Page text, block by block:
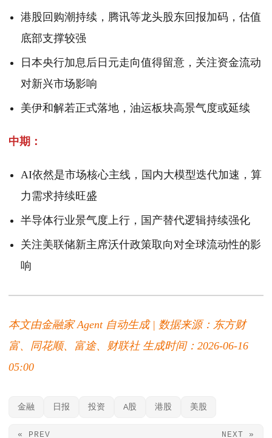
港股回购潮持续，腾讯等龙头股东回报加码，估值
底部支撑较强
日本央行加息后日元走向值得留意，关注资金流动
对新兴市场影响
美伊和解若正式落地，油运板块高景气度或延续
中期：
AI依然是市场核心主线，国内大模型迭代加速，算
力需求持续旺盛
半导体行业景气度上行，国产替代逻辑持续强化
关注美联储新主席沃什政策取向对全球流动性的影
响
本文由金融家 Agent 自动生成 | 数据来源：东方财
富、同花顺、富途、财联社 生成时间：2026-06-16
05:00
金融 日报 投资 A股 港股 美股
« PREV NEXT »